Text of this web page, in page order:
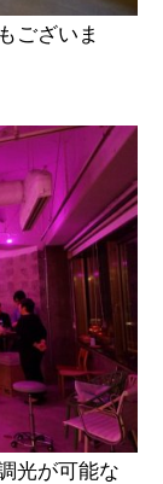
ございま
光が可能な